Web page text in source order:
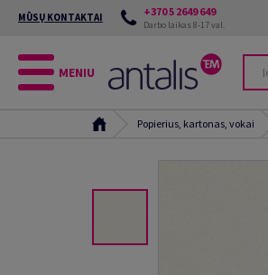
MŪSŲ KONTAKTAI +370 5 2649 649
Darbo laikas 8-17 val.
MENIU
Popierius, kartonas, vokai